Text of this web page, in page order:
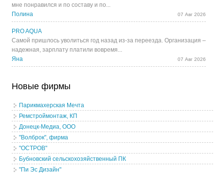
мне понравился и по составу и по...
Полина
07 Авг 2026
PRO AQUA
Самой пришлось уволиться год назад из-за переезда. Организация –
надежная, зарплату платили вовремя...
Яна
07 Авг 2026
Новые фирмы
Парикмахерская Мечта
Ремстроймонтаж, КП
Донецк-Медиа, ООО
"Волброк", фирма
"ОСТРОВ"
Бубновский сельскохозяйственный ПК
"Пи Эс Дизайн"